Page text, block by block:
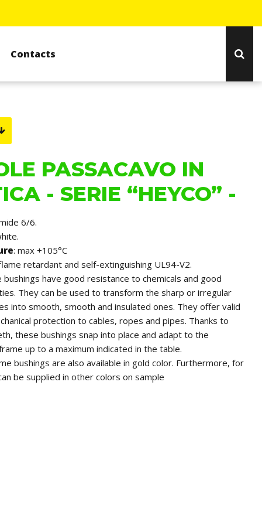
Contacts
PASSACAVO IN
- SERIE “HEYCO” -
6/6.
: max +105°C
retardant and self-extinguishing UL94-V2.
bushings have good resistance to chemicals and good
They can be used to transform the sharp or irregular
into smooth, smooth and insulated ones. They offer valid
protection to cables, ropes and pipes. Thanks to
these bushings snap into place and adapt to the
up to a maximum indicated in the table.
bushings are also available in gold color. Furthermore, for
be supplied in other colors on sample